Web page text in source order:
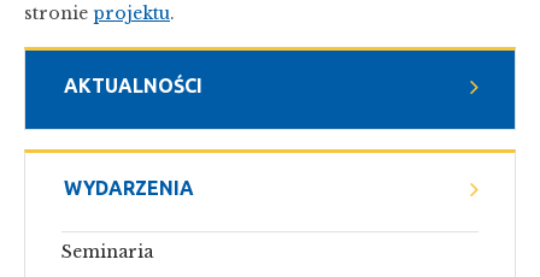
AKTUALNOŚCI
WYDARZENIA
Seminaria
stronie projektu.